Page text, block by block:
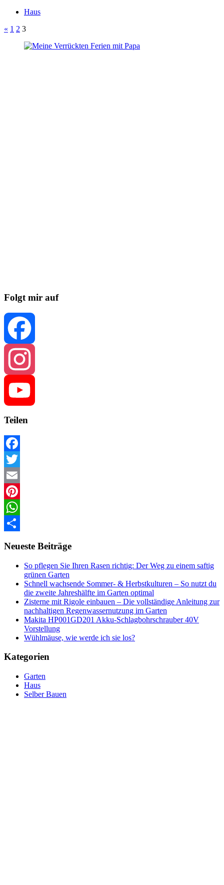
Haus
« 1 2 3
Folgt mir auf
Facebook
Instagram
YouTube
Teilen
Facebook
Twitter
Email
Pinterest
WhatsApp
Neueste Beiträge
So pflegen Sie Ihren Rasen richtig: Der Weg zu einem saftig
grünen Garten
Schnell wachsende Sommer- & Herbstkulturen – So nutzt du
die zweite Jahreshälfte im Garten optimal
Zisterne mit Rigole einbauen – Die vollständige Anleitung zur
nachhaltigen Regenwassernutzung im Garten
Makita HP001GD201 Akku-Schlagbohrschrauber 40V
Vorstellung
Wühlmäuse, wie werde ich sie los?
Kategorien
Garten
Haus
Selber Bauen